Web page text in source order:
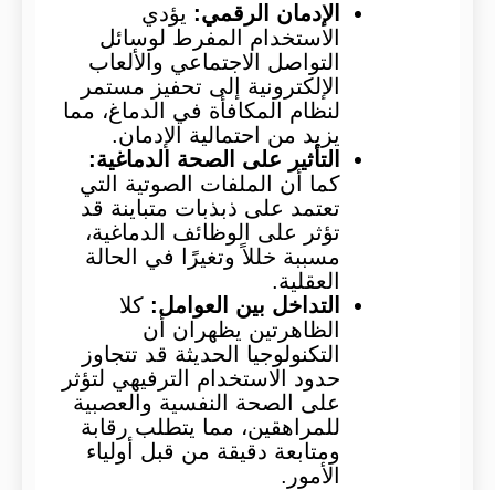
الإدمان الرقمي: يؤدي
الاستخدام المفرط لوسائل
التواصل الاجتماعي والألعاب
الإلكترونية إلى تحفيز مستمر
لنظام المكافأة في الدماغ، مما
يزيد من احتمالية الإدمان.
التأثير على الصحة الدماغية:
كما أن الملفات الصوتية التي
تعتمد على ذبذبات متباينة قد
تؤثر على الوظائف الدماغية،
مسببة خللاً وتغيرًا في الحالة
العقلية.
التداخل بين العوامل: كلا
الظاهرتين يظهران أن
التكنولوجيا الحديثة قد تتجاوز
حدود الاستخدام الترفيهي لتؤثر
على الصحة النفسية والعصبية
للمراهقين، مما يتطلب رقابة
ومتابعة دقيقة من قبل أولياء
الأمور.